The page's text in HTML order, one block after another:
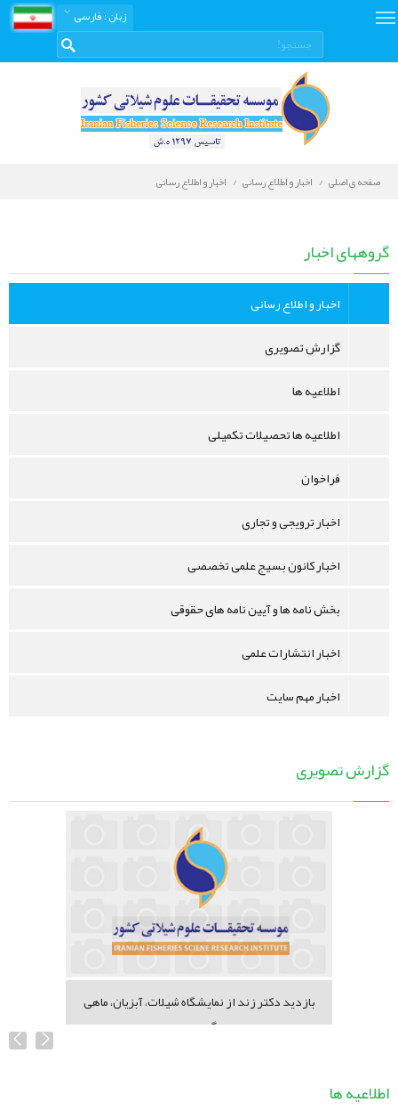
زبان: فارسی
صفحه ی اصلی اخبار و اطلاع رسانی اخبار و اطلاع رسانی
و
اطلاع
رسانی
گروههای اخبار
اخبار و اطلاع رسانی
گزارش تصویری
اطلاعیه ها
اطلاعیه ها تحصیلات تکمیلی
فراخوان
اخبار ترویجی و تجاری
اخبار کانون بسیج علمی تخصصی
بخش نامه ها و آیین نامه های حقوقی
اخبار انتشارات علمی
اخبار مهم سایت
گزارش تصویری
بازدید دکتر زند از نمایشگاه شیلات، آبزیان، ماهی
گیری...
اطلاعیه ها